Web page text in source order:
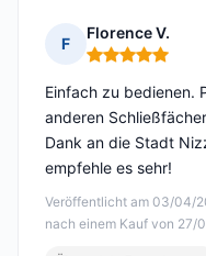
F
Florence V.
Hinweis: 5 von 5
Veröffentlicht am 03/04/
nach einem Kauf von 27/
Einfach zu bedienen.
anderen
Dank an die Stadt
empfehle es sehr!